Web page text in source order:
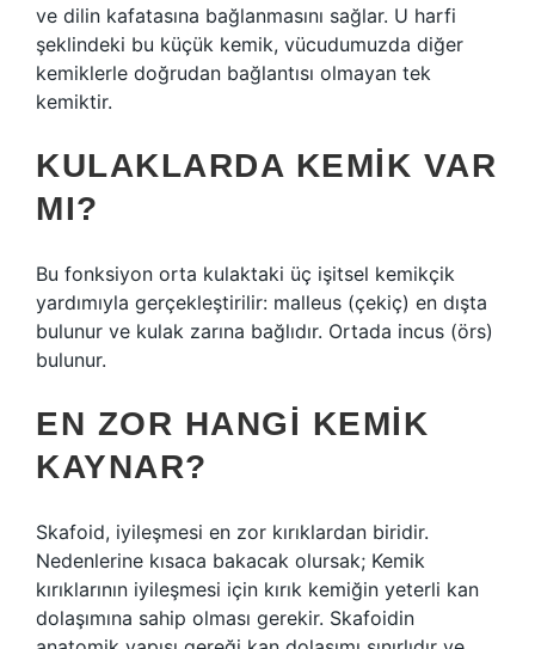
ve dilin kafatasına bağlanmasını sağlar. U harfi
şeklindeki bu küçük kemik, vücudumuzda diğer
kemiklerle doğrudan bağlantısı olmayan tek
kemiktir.
KULAKLARDA KEMIK VAR
MI?
Bu fonksiyon orta kulaktaki üç işitsel kemikçik
yardımıyla gerçekleştirilir: malleus (çekiç) en dışta
bulunur ve kulak zarına bağlıdır. Ortada incus (örs)
bulunur.
EN ZOR HANGI KEMIK
KAYNAR?
Skafoid, iyileşmesi en zor kırıklardan biridir.
Nedenlerine kısaca bakacak olursak; Kemik
kırıklarının iyileşmesi için kırık kemiğin yeterli kan
dolaşımına sahip olması gerekir. Skafoidin